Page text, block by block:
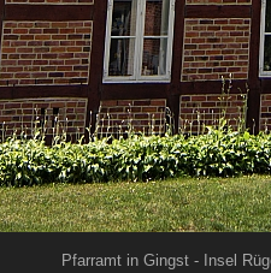
Pfarramt in Gingst - Insel